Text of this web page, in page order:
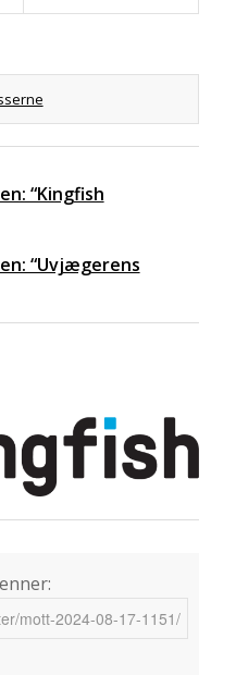
“Kingfish
“Uvjægerens